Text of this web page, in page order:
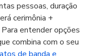
pessoas, duração
cerimônia +
entender opções
combina com o seu